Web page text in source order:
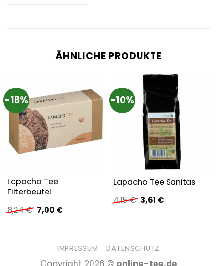
ÄHNLICHE PRODUKTE
-18%
Lapacho Tee
Filterbeutel
8,24€ Ursprünglicher
Preis
7,00 €Aktueller
-10%
Lapacho Tee Sanitas
4,15€ Ursprünglicher
Preis
3,61 €Aktueller
IMPRESSUM DATENSCHUTZ